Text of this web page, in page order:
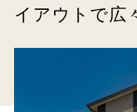
イアウトで広